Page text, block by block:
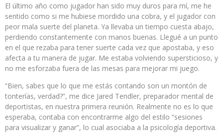
El último año como jugador han sido muy duros para mí, me he
sentido como si me hubiese mordido una cobra, y el jugador con
peor mala suerte del planeta. Ya llevaba un tiempo cuesta abajo,
perdiendo constantemente con manos buenas. Llegué a un punto
en el que rezaba para tener suerte cada vez que apostaba, y eso
afecta a tu manera de jugar. Me estaba volviendo supersticioso, y
no me esforzaba fuera de las mesas para mejorar mi juego.
“Bien, sabes que lo que me estás contando son un montón de
tonterías, verdad?”, me dice Jared Tendler, preparador mental de
deportistas, en nuestra primera reunión. Realmente no es lo que
esperaba, contaba con encontrarme algo del estilo “sesiones
para visualizar y ganar”, lo cual asociaba a la psicología deportiva.